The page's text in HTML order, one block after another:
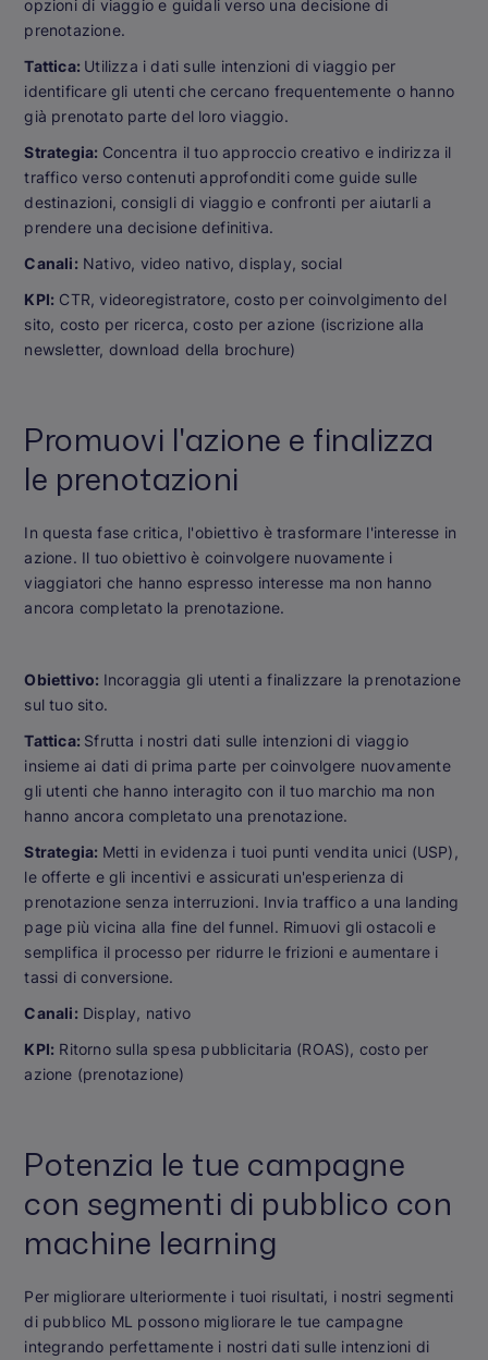
opzioni di viaggio e guidali verso una decisione di
prenotazione.
Tattica: Utilizza i dati sulle intenzioni di viaggio per
identificare gli utenti che cercano frequentemente o hanno
già prenotato parte del loro viaggio.
Strategia: Concentra il tuo approccio creativo e indirizza il
traffico verso contenuti approfonditi come guide sulle
destinazioni, consigli di viaggio e confronti per aiutarli a
prendere una decisione definitiva.
Canali:Nativo, video nativo, display, social
KPI: CTR, videoregistratore, costo per coinvolgimento del
sito, costo per ricerca, costo per azione (iscrizione alla
newsletter, download della brochure)
Promuovi l'azione e finalizza
le prenotazioni
In questa fase critica, l'obiettivo è trasformare l'interesse in
azione. Il tuo obiettivo è coinvolgere nuovamente i
viaggiatori che hanno espresso interesse ma non hanno
ancora completato la prenotazione.
Obiettivo: Incoraggia gli utenti a finalizzare la prenotazione
sul tuo sito.
Tattica: Sfrutta i nostri dati sulle intenzioni di viaggio
insieme ai dati di prima parte per coinvolgere nuovamente
gli utenti che hanno interagito con il tuo marchio ma non
hanno ancora completato una prenotazione.
Strategia: Metti in evidenza i tuoi punti vendita unici (USP),
le offerte e gli incentivi e assicurati un'esperienza di
prenotazione senza interruzioni. Invia traffico a una landing
page più vicina alla fine del funnel. Rimuovi gli ostacoli e
semplifica il processo per ridurre le frizioni e aumentare i
tassi di conversione.
Canali:Display, nativo
KPI: Ritorno sulla spesa pubblicitaria (ROAS), costo per
azione (prenotazione)
Potenzia le tue campagne
con segmenti di pubblico con
machine learning
Per migliorare ulteriormente i tuoi risultati, i nostri segmenti
di pubblico ML possono migliorare le tue campagne
integrando perfettamente i nostri dati sulle intenzioni di